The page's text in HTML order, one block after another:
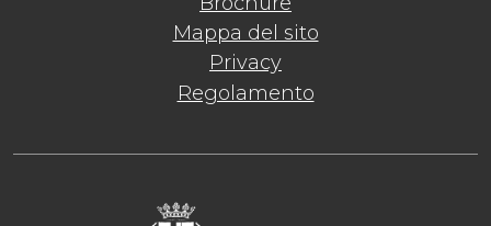
Mappa del sito
Privacy
Regolamento